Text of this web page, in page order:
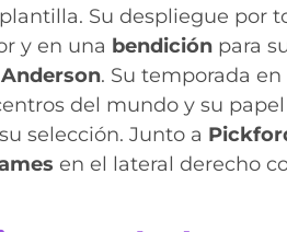
Su despliegue por
y en una bendiciónpara
. Su temporada
del mundo y su
selección. Junto a
en el lateral derecho